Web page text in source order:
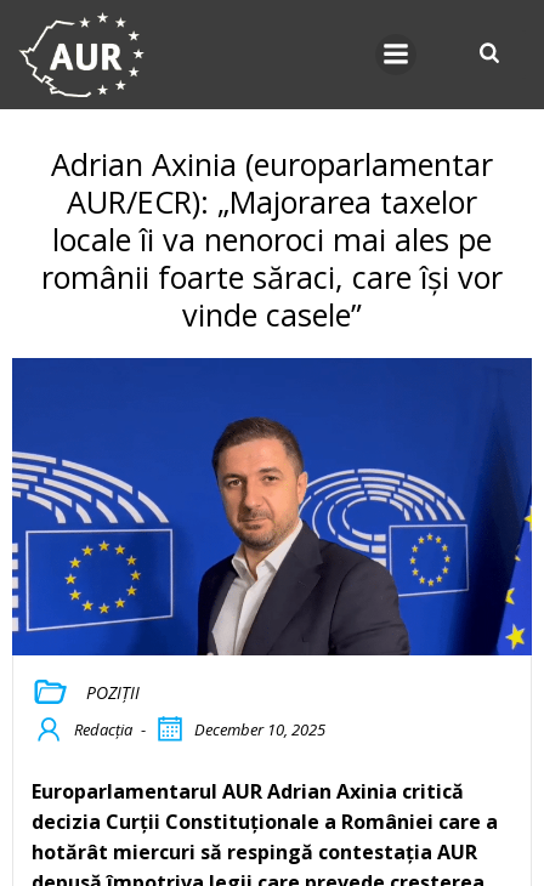
Adrian Axinia (europarlamentar
AUR/ECR): „Majorarea taxelor
locale îi va nenoroci mai ales pe
românii foarte săraci, care își vor
vinde casele”
POZIȚII
Redacția - December 10, 2025
Europarlamentarul AUR Adrian Axinia critică
decizia Curții Constituționale a României care a
hotărât miercuri să respingă contestația AUR